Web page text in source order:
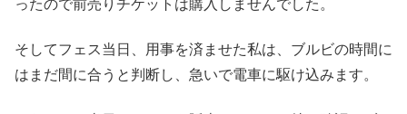
ったので前売りチケットは購入しませんでした。
そしてフェス当日、用事を済ませた私は、ブルビの時間に
はまだ間に合うと判断し、急いで電車に駆け込みます。